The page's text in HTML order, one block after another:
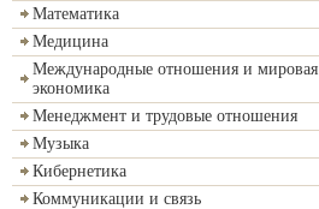
Математика
Медицина
Международные отношения и мировая
экономика
Менеджмент и трудовые отношения
Музыка
Кибернетика
Коммуникации и связь